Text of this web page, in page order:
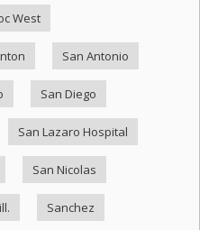
West
San Antonio
San Diego
San Lazaro Hospital
San Nicolas
Sanchez